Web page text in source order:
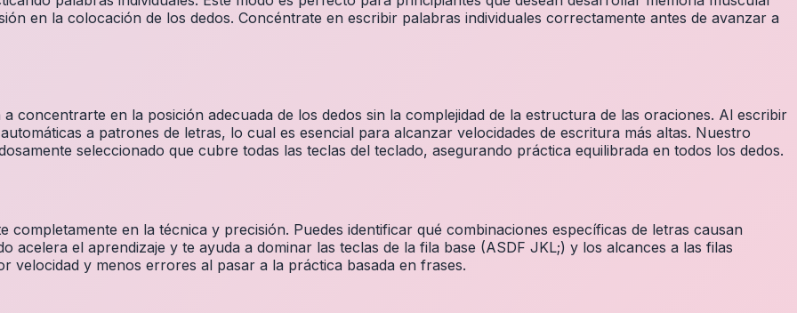
en la colocación de los dedos. Concéntrate en escribir palabras individuales correctamente antes de avanzar a
concentrarte en la posición adecuada de los dedos sin la complejidad de la estructura de las oraciones. Al escribir
a patrones de letras, lo cual es esencial para alcanzar velocidades de escritura más altas. Nuestro
seleccionado que cubre todas las teclas del teclado, asegurando práctica equilibrada en todos los dedos.
en la técnica y precisión. Puedes identificar qué combinaciones específicas de letras causan
acelera el aprendizaje y te ayuda a dominar las teclas de la fila base (ASDF JKL;) y los alcances a las filas
velocidad y menos errores al pasar a la práctica basada en frases.